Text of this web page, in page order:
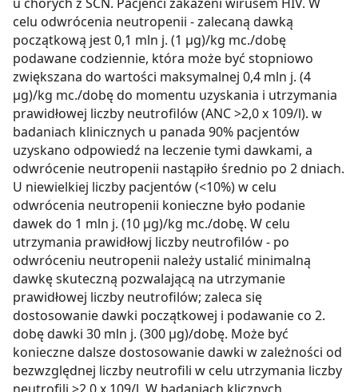
celu odwrócenia neutropenii - zalecaną dawką
początkową jest 0,1 mln j. (1 µg)/kg mc./dobę
podawane codziennie, która może być stopniowo
zwiększana do wartości maksymalnej 0,4 mln j. (4
µg)/kg mc./dobę do momentu uzyskania i utrzymania
prawidłowej liczby neutrofilów (ANC >2,0 x 109/l). w
badaniach klinicznych u panada 90% pacjentów
uzyskano odpowiedź na leczenie tymi dawkami, a
odwrócenie neutropenii nastąpiło średnio po 2 dniach.
U niewielkiej liczby pacjentów (<10%) w celu
odwrócenia neutropenii konieczne było podanie
dawek do 1 mln j. (10 µg)/kg mc./dobę. W celu
utrzymania prawidłowj liczby neutrofilów - po
odwróceniu neutropenii należy ustalić minimalną
dawkę skuteczną pozwalającą na utrzymanie
prawidłowej liczby neutrofilów; zaleca się
dostosowanie dawki początkowej i podawanie co 2.
dobę dawki 30 mln j. (300 µg)/dobę. Może być
konieczne dalsze dostosowanie dawki w zależności od
bezwzględnej liczby neutrofili w celu utrzymania liczby
neutrofili >2,0 x 109/l. W badaniach klicznych